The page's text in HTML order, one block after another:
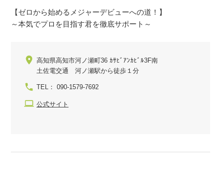
【ゼロから始めるメジャーデビューへの道！】
～本気でプロを目指す君を徹底サポート～
高知県高知市河ノ瀬町36 ｶｻﾋﾞｱﾝｶﾋﾞﾙ3F南
土佐電交通 河ノ瀬駅から徒歩１分
TEL： 090-1579-7692
公式サイト